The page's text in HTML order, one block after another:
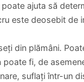
ajuta să
este deosebit
din plămâni.
fi, de
suflați într-un